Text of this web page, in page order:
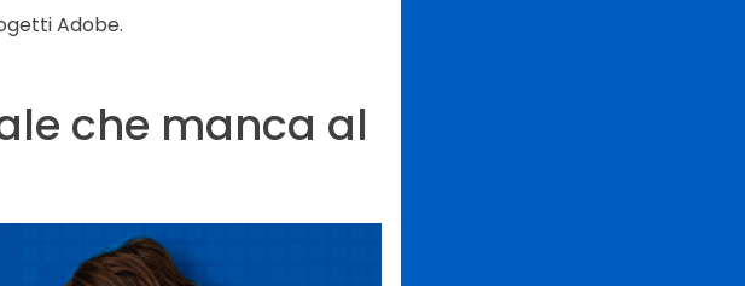
Adobe.
che manca al